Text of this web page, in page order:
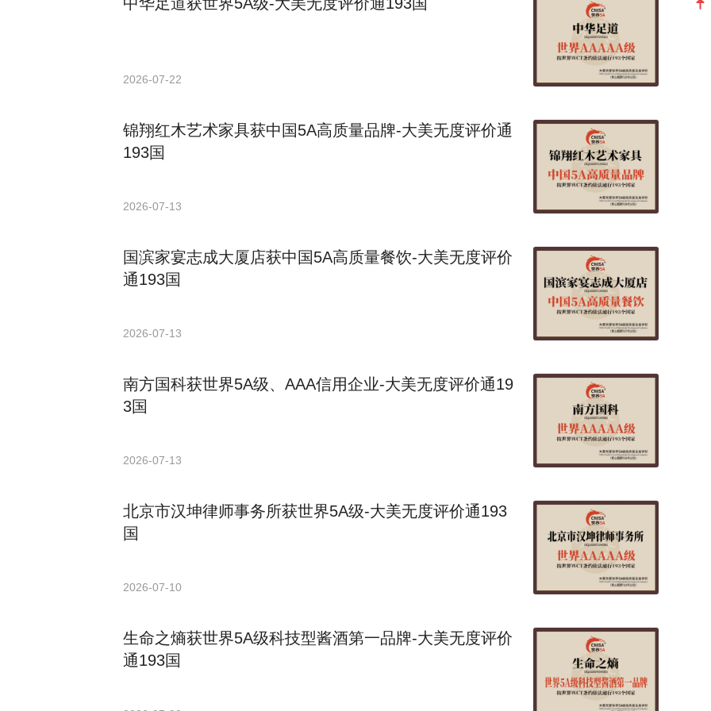
2026-07-22
锦翔红木艺术家具获中国5A高质量品牌-大美无度评价通
193国
2026-07-13
国滨家宴志成大厦店获中国5A高质量餐饮-大美无度评价
通193国
2026-07-13
南方国科获世界5A级、AAA信用企业-大美无度评价通19
3国
2026-07-13
北京市汉坤律师事务所获世界5A级-大美无度评价通193
国
2026-07-10
生命之熵获世界5A级科技型酱酒第一品牌-大美无度评价
通193国